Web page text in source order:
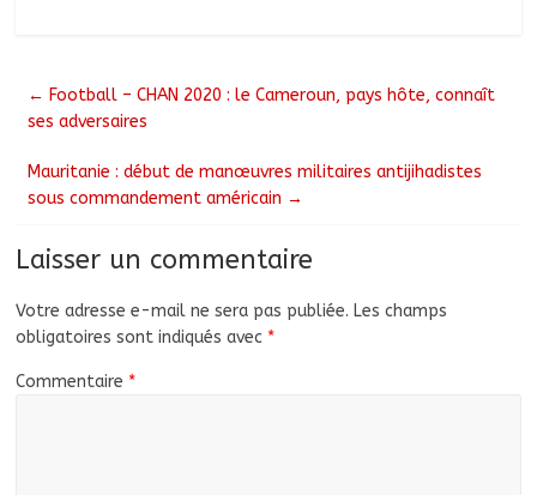
← Football – CHAN 2020 : le Cameroun, pays hôte, connaît
ses adversaires
Mauritanie : début de manœuvres militaires antijihadistes
sous commandement américain →
Laisser un commentaire
Votre adresse e-mail ne sera pas publiée. Les champs
obligatoires sont indiqués avec *
Commentaire *